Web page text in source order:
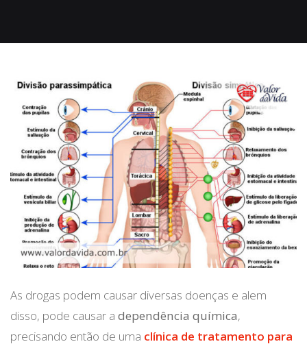
As drogas podem causar diversas doenças e alem
disso, pode causar a dependência química,
precisando então de uma clínica de tratamento para